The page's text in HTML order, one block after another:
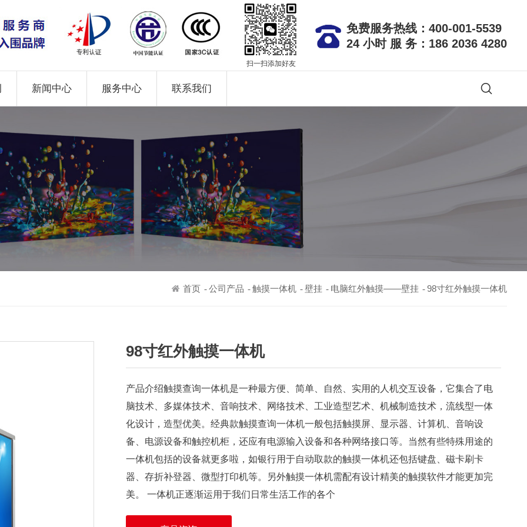
免费服务热线：400-001-5539
24 小时 服 务：186 2036 4280
扫一扫添加好友
新闻中心 服务中心 联系我们
首页 - 公司产品 - 触摸一体机 - 壁挂 - 电脑红外触摸——壁挂 - 98寸红外触摸一体机
98寸红外触摸一体机
产品介绍触摸查询一体机是一种最方便、简单、自然、实用的人机交互设备，它集合了电
脑技术、多媒体技术、音响技术、网络技术、工业造型艺术、机械制造技术，流线型一体
化设计，造型优美。经典款触摸查询一体机一般包括触摸屏、显示器、计算机、音响设
备、电源设备和触控机柜，还应有电源输入设备和各种网络接口等。当然有些特殊用途的
一体机包括的设备就更多啦，如银行用于自动取款的触摸一体机还包括键盘、磁卡刷卡
器、存折补登器、微型打印机等。另外触摸一体机需配有设计精美的触摸软件才能更加完
美。 一体机正逐渐运用于我们日常生活工作的各个